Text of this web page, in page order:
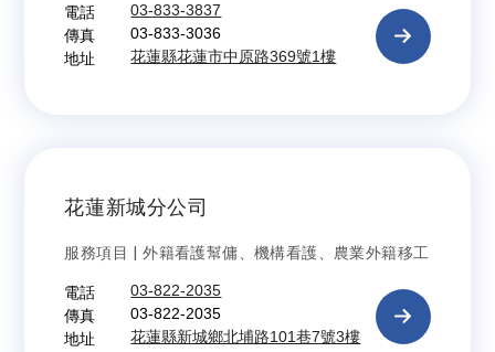
電話
03-833-3837
傳真 03-833-3036
地址 花蓮縣花蓮市中原路369號1樓
花蓮新城分公司
服務項目 | 外籍看護幫傭、機構看護、農業外籍移工
電話
03-822-2035
傳真 03-822-2035
地址 花蓮縣新城鄉北埔路101巷7號3樓